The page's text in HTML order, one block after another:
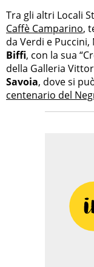
Tra gli altri Locali
Caffè Camparino,
da Verdi e
Biffi, con la sua
della Galleria
Savoia, dove si
centenario del